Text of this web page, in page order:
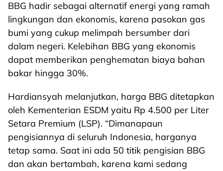
BBG hadir sebagai alternatif energi yang ramah
lingkungan dan ekonomis, karena pasokan gas
bumi yang cukup melimpah bersumber dari
dalam negeri. Kelebihan BBG yang ekonomis
dapat memberikan penghematan biaya bahan
bakar hingga 30%.
Hardiansyah melanjutkan, harga BBG ditetapkan
oleh Kementerian ESDM yaitu Rp 4.500 per Liter
Setara Premium (LSP). “Dimanapaun
pengisiannya di seluruh Indonesia, harganya
tetap sama. Saat ini ada 50 titik pengisian BBG
dan akan bertambah, karena kami sedang